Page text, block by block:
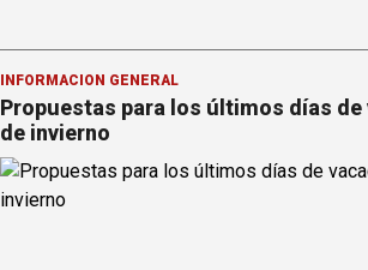
INFORMACION GENERAL
Propuestas para los últimos días de
de invierno